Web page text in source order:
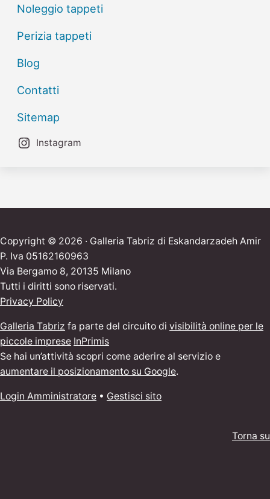
Noleggio tappeti
Perizia tappeti
Blog
Contatti
Sitemap
Instagram
Copyright © 2026 · Galleria Tabriz di Eskandarzadeh Amir
P. Iva 05162160963
Via Bergamo 8, 20135 Milano
Tutti i diritti sono riservati.
Privacy Policy
Galleria Tabriz fa parte del circuito divisibilità online per le
piccole imprese InPrimis
Se hai un’attività scopri come aderire al servizio e
aumentare il posizionamento su Google.
Login Amministratore • Gestisci sito
Torna su